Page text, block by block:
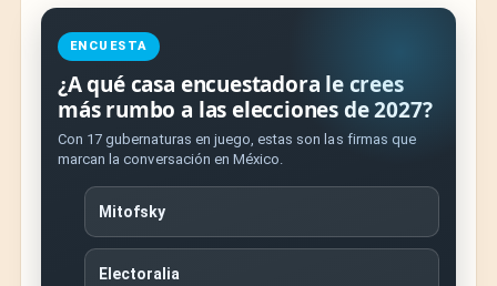
ENCUESTA
¿A qué casa encuestadora le crees
más rumbo a las elecciones de 2027?
Con 17 gubernaturas en juego, estas son las firmas que
marcan la conversación en México.
Mitofsky
Electoralia